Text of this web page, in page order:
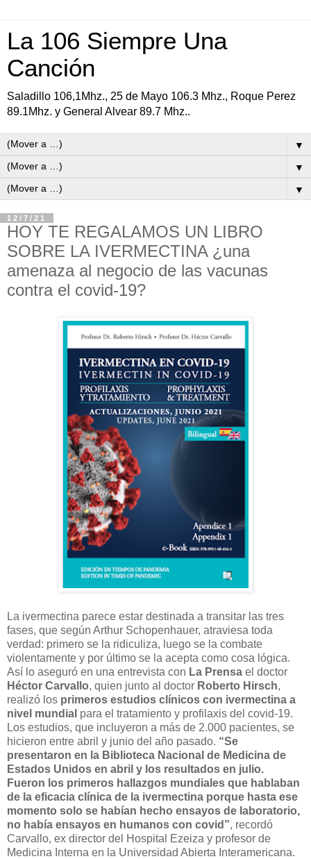
La 106 Siempre Una
Canción
Saladillo 106,1Mhz., 25 de Mayo 106.3 Mhz., Roque Perez
89.1Mhz. y General Alvear 89.7 Mhz..
▼
▼
▼
12/7/21
HOY TE REGALAMOS UN LIBRO
SOBRE LA IVERMECTINA ¿una
amenaza al negocio de las vacunas
contra el covid-19?
La ivermectina parece estar destinada a transitar las tres
fases, que según Arthur Schopenhauer, atraviesa toda
verdad: primero se la ridiculiza, luego se la combate
violentamente y por último se la acepta como cosa lógica.
Así lo aseguró en una entrevista con La Prensa el doctor
Héctor Carvallo, quien junto al doctor Roberto Hirsch,
realizó los primeros estudios clínicos con ivermectina a
nivel mundial para el tratamiento y profilaxis del covid-19.
Los estudios, que incluyeron a más de 2.000 pacientes, se
hicieron entre abril y junio del año pasado. “Se
presentaron en la Biblioteca Nacional de Medicina de
Estados Unidos en abril y los resultados en julio.
Fueron los primeros hallazgos mundiales que hablaban
de la eficacia clínica de la ivermectina porque hasta ese
momento solo se habían hecho ensayos de laboratorio,
no había ensayos en humanos con covid”, recordó
Carvallo, ex director del Hospital Ezeiza y profesor de
Medicina Interna en la Universidad Abierta Interamericana.